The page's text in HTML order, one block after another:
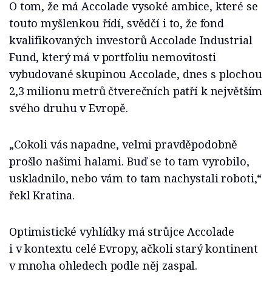
O tom, že má Accolade vysoké ambice, které se
touto myšlenkou řídí, svědčí i to, že fond
kvalifikovaných investorů Accolade Industrial
Fund, který má v portfoliu nemovitosti
vybudované skupinou Accolade, dnes s plochou
2,3 milionu metrů čtverečních patří k největším
svého druhu v Evropě.
„Cokoli vás napadne, velmi pravděpodobně
prošlo našimi halami. Buď se to tam vyrobilo,
uskladnilo, nebo vám to tam nachystali roboti,“
řekl Kratina.
Optimistické vyhlídky má strůjce Accolade
i v kontextu celé Evropy, ačkoli starý kontinent
v mnoha ohledech podle něj zaspal.